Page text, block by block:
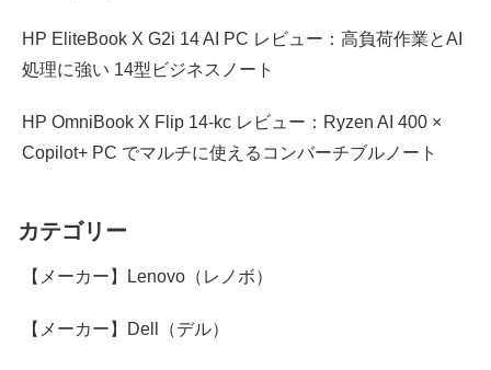
HP EliteBook X G2i 14 AI PC レビュー：高負荷作業とAI
処理に強い 14型ビジネスノート
HP OmniBook X Flip 14-kc レビュー：Ryzen AI 400 ×
Copilot+ PC でマルチに使えるコンバーチブルノート
カテゴリー
【メーカー】Lenovo（レノボ）
【メーカー】Dell（デル）